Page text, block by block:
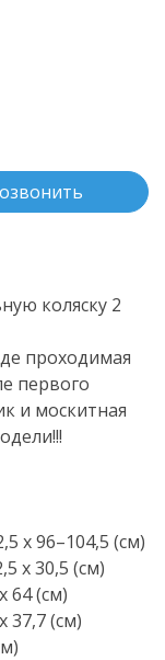
коляску 2
проходимая
первого
и москитная
х 96–104,5 (см)
x 30,5 (см)
64 (см)
37,7 (см)